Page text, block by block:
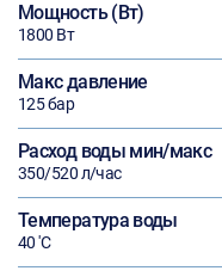
Мощность (Вт)
1800 Вт
Макс давление
125 бар
Расход воды мин/макс
350/520 л/час
Температура воды
40 'C